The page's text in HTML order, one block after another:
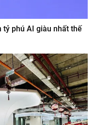
tỷ phú AI giàu nhất thế